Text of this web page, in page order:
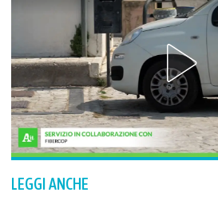
LEGGI ANCHE